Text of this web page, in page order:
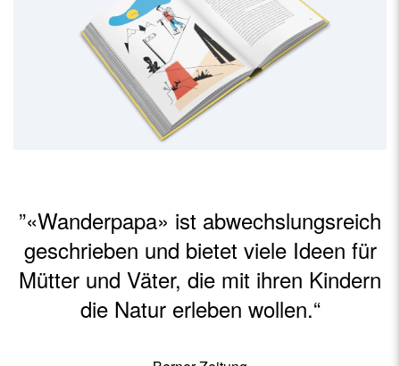
”«Wanderpapa» ist abwechslungsreich
geschrieben und bietet viele Ideen für
Mütter und Väter, die mit ihren Kindern
die Natur erleben wollen.“